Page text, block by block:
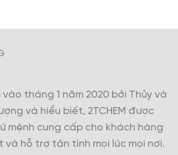
tháng 1 năm 2020 bởi Thủy và
và hiểu biết, 2TCHEM được
mệnh cung cấp cho khách hàng
hỗ trợ tận tình mọi lúc mọi nơi.